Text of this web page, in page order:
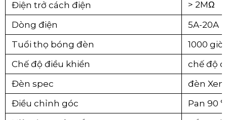
Điện trở cách điện
> 2MΩ
Dòng điện
5A-20A
Tuổi thọ bóng đèn
1000 giờ.
Chế độ điều khiển
chế độ
Đèn spec
đèn
Điều chỉnh góc
Pan 90